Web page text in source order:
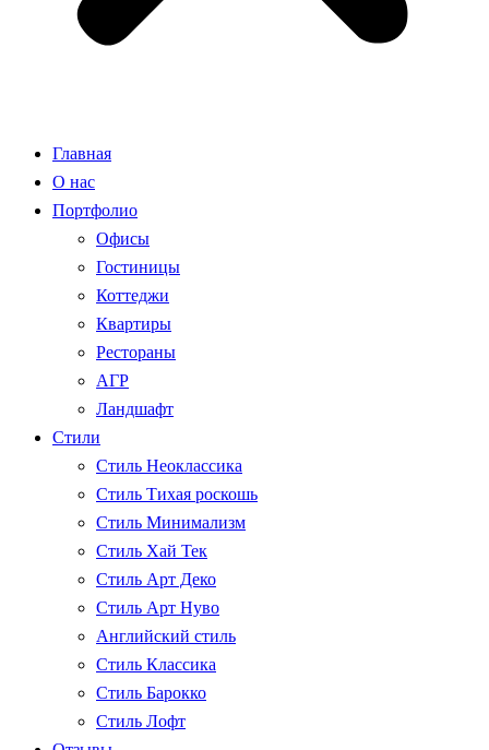
Главная
О нас
Портфолио
Офисы
Гостиницы
Коттеджи
Квартиры
Рестораны
АГР
Ландшафт
Стили
Стиль Неоклассика
Стиль Тихая роскошь
Стиль Минимализм
Стиль Хай Тек
Стиль Арт Деко
Стиль Арт Нуво
Английский стиль
Стиль Классика
Стиль Барокко
Стиль Лофт